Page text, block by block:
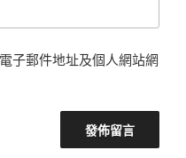
子郵件地址及個人網站網